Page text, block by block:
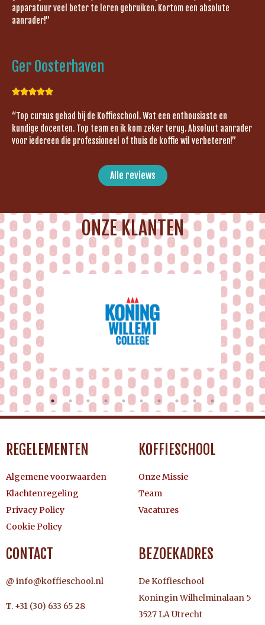
apparatuur veel beter te leren gebruiken. Kortom een absolute
aanrader!”
Ger Oosterhaven

“Top cursus gehad bij de Koffieschool. Wat een enthousiaste en
kundige docenten. Top team en ik kom zeker terug. Absoluut aanrader
voor iedereen die professioneel of thuis de koffie wil verbeteren!”
Alle reviews
ONZE KLANTEN
REGELEMENTEN
Algemene voorwaarden
Klachtenregeling
Privacy Policy
Cookie Policy
KOFFIESCHOOL
Onze Missie
Team
Vacatures
CONTACT
@ info@koffieschool.nl
T. +31 (30) 633 65 28
BEZOEKADRES
De Koffieschool
Koningin Wilhelminalaan 5
3527 LA Utrecht